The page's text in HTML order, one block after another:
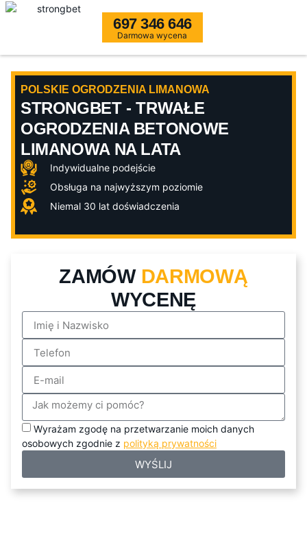
697 346 646
Darmowa wycena
POLSKIE OGRODZENIA LIMANOWA
STRONGBET - TRWAŁE
OGRODZENIA BETONOWE
LIMANOWA NA LATA
Indywidualne podejście
Obsługa na najwyższym poziomie
Niemal 30 lat doświadczenia
ZAMÓW DARMOWĄ
WYCENĘ
Wyrażam zgodę na przetwarzanie moich danych
osobowych zgodnie z polityką prywatności
WYŚLIJ